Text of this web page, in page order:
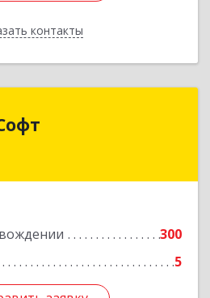
контакты
Назад
300
5
Багз Бастерс Софт
г, Свердлова ул, дом №